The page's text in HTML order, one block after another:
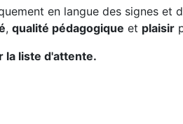
en langue des signes et
, qualité pédagogique et plaisir
la liste d'attente.